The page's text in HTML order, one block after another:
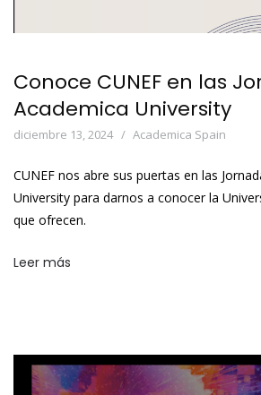
Conoce CUNEF en las
Academica University
diciembre 13, 2024 Academica Spain
CUNEF nos abre sus puertas en las
University para darnos a conocer la
que ofrecen.
Leer más